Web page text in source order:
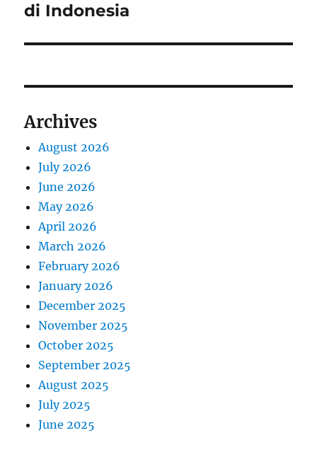
di Indonesia
Archives
August 2026
July 2026
June 2026
May 2026
April 2026
March 2026
February 2026
January 2026
December 2025
November 2025
October 2025
September 2025
August 2025
July 2025
June 2025